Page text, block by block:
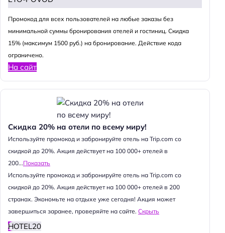
Промокод для всех пользователей на любые заказы без
минимальной суммы бронирования отелей и гостиниц. Скидка
15% (максимум 1500 руб.) на бронирование. Действие кода
ограничено.
На сайт
Скидка 20% на отели по всему миру!
Используйте промокод и забронируйте отель на Trip.com со
скидкой до 20%. Акция действует на 100 000+ отелей в
200...Показать
Используйте промокод и забронируйте отель на Trip.com со
скидкой до 20%. Акция действует на 100 000+ отелей в 200
странах. Экономьте на отдыхе уже сегодня! Акция может
завершиться заранее, проверяйте на сайте. Скрыть
HOTEL20